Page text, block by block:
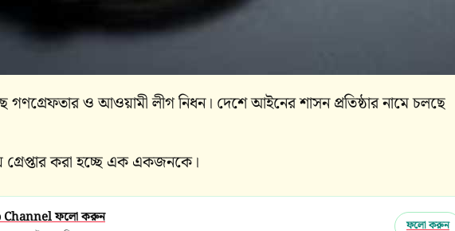
গণগ্রেফতার ও আওয়ামী লীগ নিধন। দেশে আইনের শাসন প্রতিষ্ঠার নামে চলছে
গ্রেপ্তার করা হচ্ছে এক একজনকে।
Channel ফলো করুন ফলো করুন